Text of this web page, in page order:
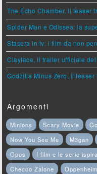
The Echo Chamber, il teaser
Spider Man e Odissea: la
Stasera in tv: i film da non
Clayface, il trailer ufficiale
Godzilla Minus Zero, il
Argomenti
Minions Scary Movie
Now You See Me
M3gan
Opus
I film e le serie
Checco Zalone